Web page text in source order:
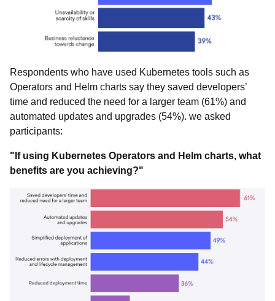
Respondents who have used Kubernetes tools such as
Operators and Helm charts say they saved developers’
time and reduced the need for a larger team (61%) and
automated updates and upgrades (54%). we asked
participants:
"If using Kubernetes Operators and Helm charts, what
benefits are you achieving?"